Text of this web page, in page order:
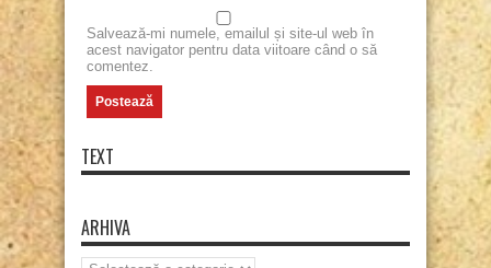
Salvează-mi numele, emailul și site-ul web în
acest navigator pentru data viitoare când o să
comentez.
TEXT
ARHIVA
Arhiva